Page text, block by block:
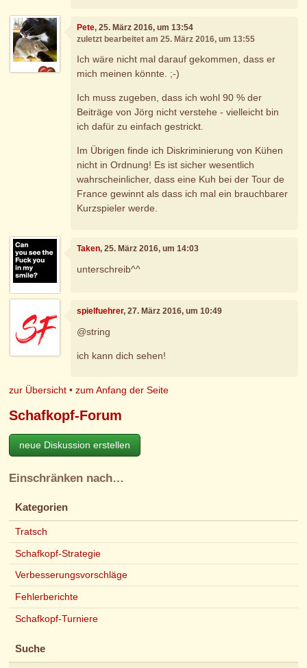
Pete, 25. März 2016, um 13:54
zuletzt bearbeitet am 25. März 2016, um 13:55
Ich wäre nicht mal darauf gekommen, dass er
mich meinen könnte. ;-)
Ich muss zugeben, dass ich wohl 90 % der
Beiträge von Jörg nicht verstehe - vielleicht bin
ich dafür zu einfach gestrickt.
Im Übrigen finde ich Diskriminierung von Kühen
nicht in Ordnung! Es ist sicher wesentlich
wahrscheinlicher, dass eine Kuh bei der Tour de
France gewinnt als dass ich mal ein brauchbarer
Kurzspieler werde.
Taken, 25. März 2016, um 14:03
unterschreib^^
spielfuehrer, 27. März 2016, um 10:49
@string
ich kann dich sehen!
zur Übersicht •zum Anfang der Seite
Schafkopf-Forum
neue Diskussion erstellen
Einschränken nach…
Kategorien
Tratsch
Schafkopf-Strategie
Verbesserungsvorschläge
Fehlerberichte
Schafkopf-Turniere
Suche